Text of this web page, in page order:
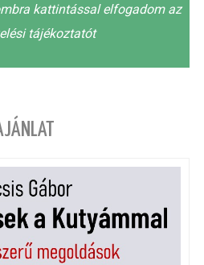
kattintással elfogadom az
tájékoztatót